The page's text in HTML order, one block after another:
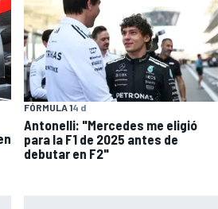
FÓRMULA 14 d
Antonelli: "Mercedes me eligió
para la F1 de 2025 antes de
debutar en F2"